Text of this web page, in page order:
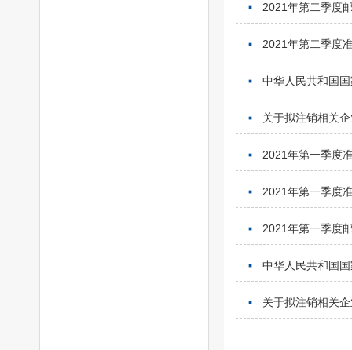
2021年第二季度
2021年第二季度
中华人民共和国
关于拟注销相关
2021年第一季度
2021年第一季度
2021年第一季度
中华人民共和国
关于拟注销相关